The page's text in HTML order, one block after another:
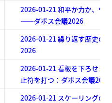
2026-01-21 和平か力か、ウ
——ダボス会議2026
2026-01-21 繰り返す歴史の
2026
2026-01-21 看板を下ろせ
止符を打つ：ダボス会議2026
2026-01-21 スケーリングの